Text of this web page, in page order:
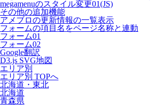
megamenuのスタイル変更01(JS)
その他の追加機能
アメブロの更新情報の一覧表示
フォームの項目名をページ名称と連動
フォーム01
フォーム02
Google翻訳
D3.js SVG地図
エリア別
エリア別 TOPへ
北海道・東北
北海道
青森県